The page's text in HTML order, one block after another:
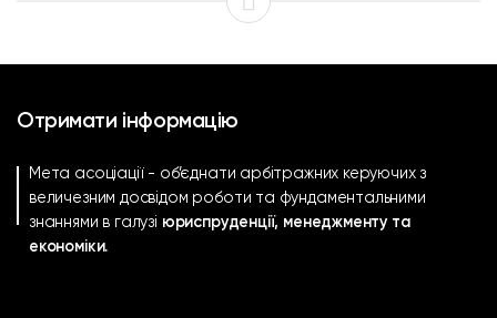
Отримати інформацію
Мета асоціації - об’єднати арбітражних керуючих з
величезним досвідом роботи та фундаментальними
знаннями в галузі юриспруденції, менеджменту та
економіки.